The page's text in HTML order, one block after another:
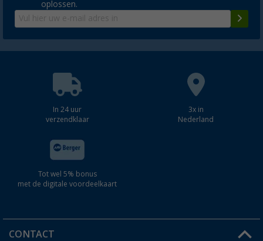
oplossen.
In 24 uur
verzendklaar
3x in
Nederland
Tot wel 5% bonus
met de digitale voordeelkaart
CONTACT